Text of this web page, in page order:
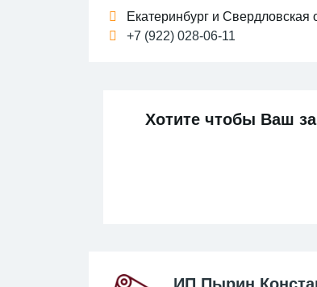
Екатеринбург и Свердловская
+7 (922) 028-06-11
Хотите чтобы Ваш